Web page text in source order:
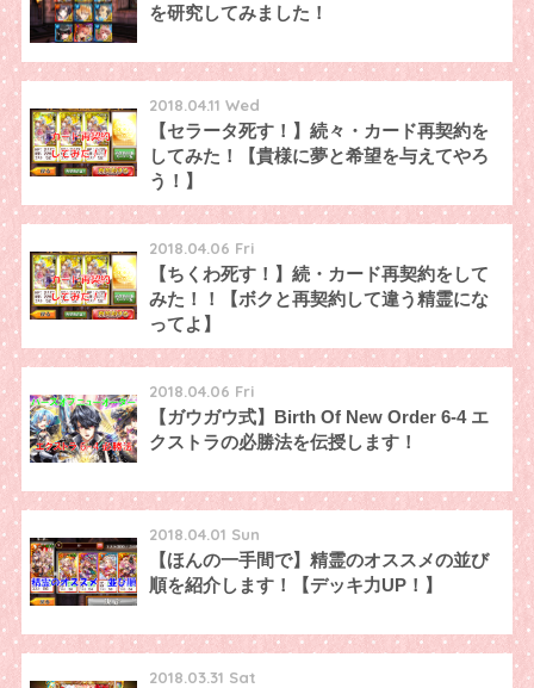
を研究してみました！
2018.04.11 Wed
【セラータ死す！】続々・カード再契約を
してみた！【貴様に夢と希望を与えてやろ
う！】
2018.04.06 Fri
【ちくわ死す！】続・カード再契約をして
みた！！【ボクと再契約して違う精霊にな
ってよ】
2018.04.06 Fri
【ガウガウ式】Birth Of New Order 6-4 エ
クストラの必勝法を伝授します！
2018.04.01 Sun
【ほんの一手間で】精霊のオススメの並び
順を紹介します！【デッキ力UP！】
2018.03.31 Sat